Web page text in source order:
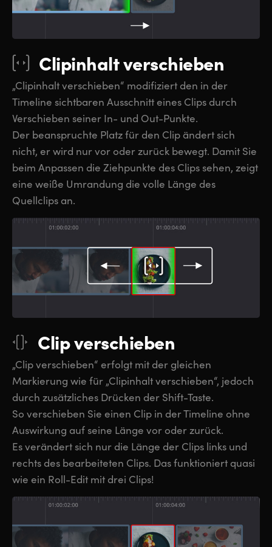
Clipinhalt verschieben
„Clipinhalt verschieben“ modifiziert den in der
Timeline sichtbaren Ausschnitt eines Clips durch
Verschieben seiner In- und Out-Punkte.
Der beanspruchte Platz für den Clip ändert sich
nicht, er wird nur vor oder zurück bewegt. Damit Sie
beim Anpassen die Ziehpunkte des Clips sehen, zeigt
eine weiße Umrandung die volle Länge des
Quellclips an.
Clip verschieben
„Clip verschieben“ erfolgt mit der gleichen
Markierung wie für „Clipinhalt verschieben“, jedoch
durch zusätzliches Drücken der Shift-Taste.
So verschieben Sie einen Clip in der Timeline ohne
Auswirkung auf seine Länge vor oder zurück.
Es verändert sich nur die Länge der Clips links und
rechts des bearbeiteten Clips. Das funktioniert quasi
wie ein Roll-Edit mit drei Clips!